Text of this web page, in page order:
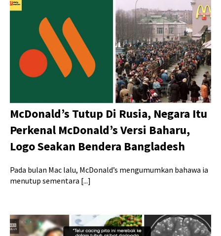
McDonald’s Tutup Di Rusia, Negara Itu
Perkenal McDonald’s Versi Baharu,
Logo Seakan Bendera Bangladesh
Pada bulan Mac lalu, McDonald’s mengumumkan bahawa ia
menutup sementara [...]